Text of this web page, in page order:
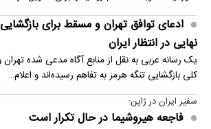
ادعای توافق تهران و مسقط برای
نهایی در انتظار ایران
یک رسانه عربی به نقل از منابع آگاه مدعی شده
کلی بازگشایی تنگه هرمز به تفاهم رسیده‌اند و اعلام…
سفیر ایران در ژاپن:
فاجعه هیروشیما در حال تکرار است